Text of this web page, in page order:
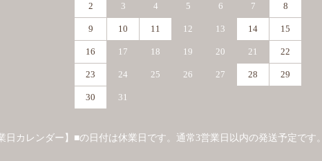
2 3 4 5 6 7 8
9 10 11 12 13 14 15
16 17 18 19 20 21 22
23 24 25 26 27 28 29
30 31
日カレンダー】■の日付は休業日です。通常3営業日以内の発送予定です。